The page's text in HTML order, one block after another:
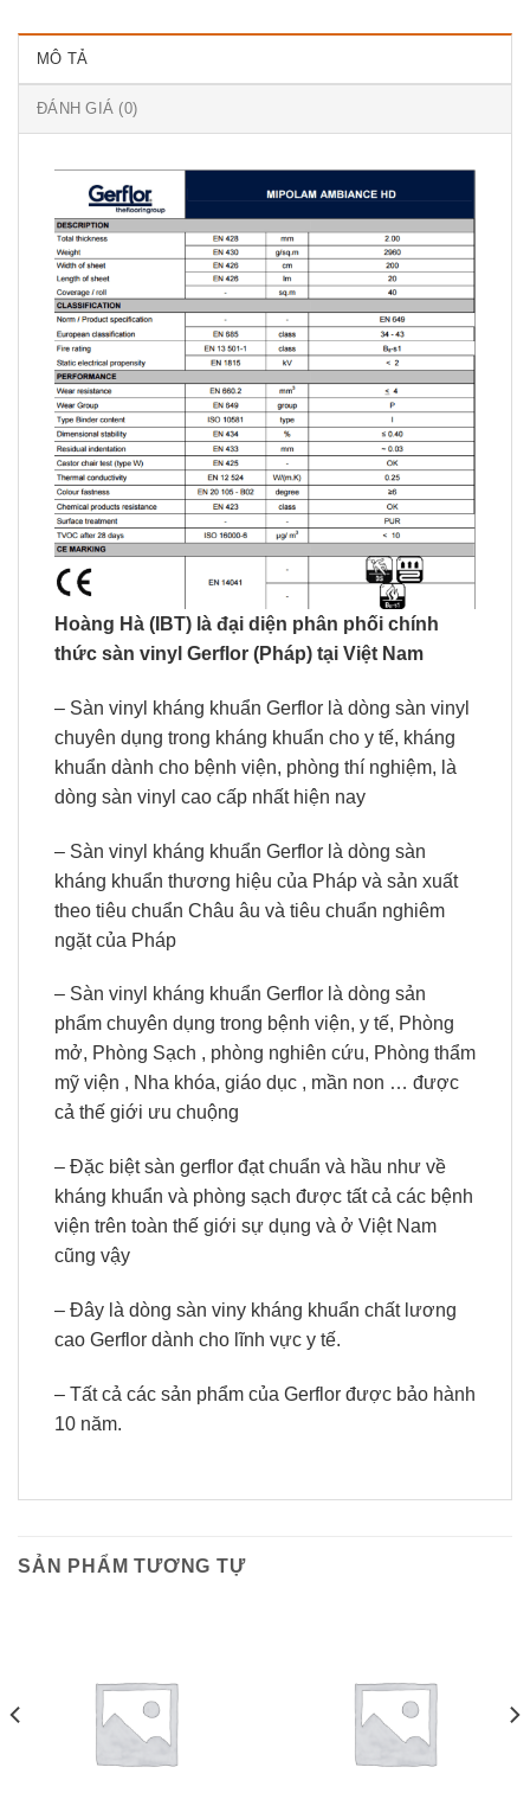
MÔ TẢ
ĐÁNH GIÁ (0)
Hoàng Hà (IBT) là đại diện phân phối chính
thức sàn vinyl Gerflor (Pháp) tại Việt Nam
– Sàn vinyl kháng khuẩn Gerflor là dòng sàn vinyl
chuyên dụng trong kháng khuẩn cho y tế, kháng
khuẩn dành cho bệnh viện, phòng thí nghiệm, là
dòng sàn vinyl cao cấp nhất hiện nay
– Sàn vinyl kháng khuẩn Gerflor là dòng sàn
kháng khuẩn thương hiệu của Pháp và sản xuất
theo tiêu chuẩn Châu âu và tiêu chuẩn nghiêm
ngặt của Pháp
– Sàn vinyl kháng khuẩn Gerflor là dòng sản
phẩm chuyên dụng trong bệnh viện, y tế, Phòng
mở, Phòng Sạch , phòng nghiên cứu, Phòng thẩm
mỹ viện , Nha khóa, giáo dục , mần non … được
cả thế giới ưu chuộng
– Đặc biệt sàn gerflor đạt chuẩn và hầu như về
kháng khuẩn và phòng sạch được tất cả các bệnh
viện trên toàn thế giới sự dụng và ở Việt Nam
cũng vậy
– Đây là dòng sàn viny kháng khuẩn chất lương
cao Gerflor dành cho lĩnh vực y tế.
– Tất cả các sản phẩm của Gerflor được bảo hành
10 năm.
SẢN PHẨM TƯƠNG TỰ